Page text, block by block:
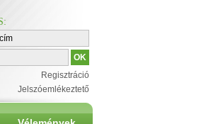
:
Regisztráció
Jelszóemlékeztető